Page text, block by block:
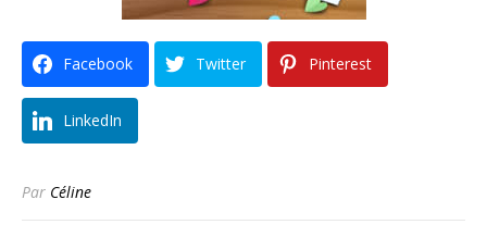
Facebook Twitter Pinterest
LinkedIn
Par Céline